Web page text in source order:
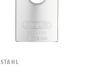
STAHL